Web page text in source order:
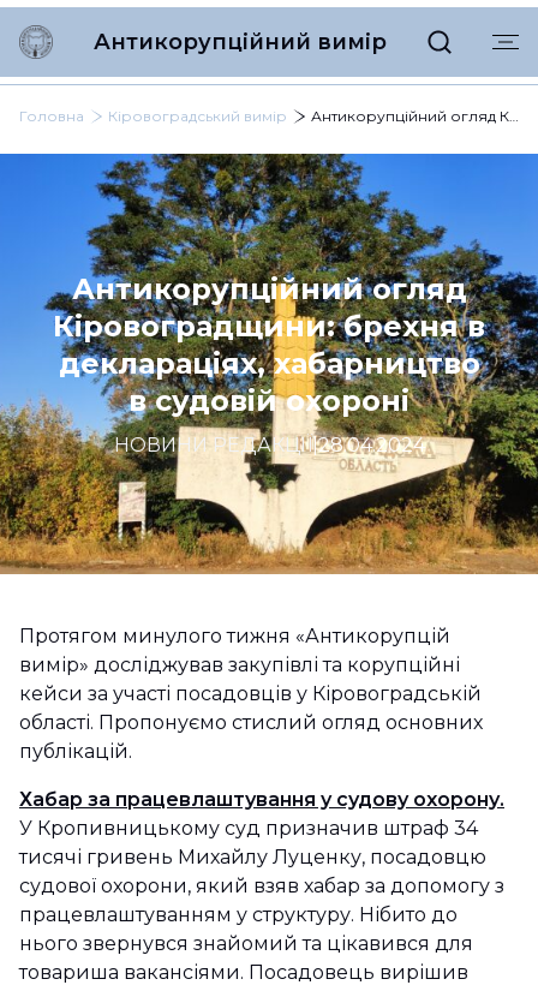
Антикорупційний вимір
Головна Кіровоградський вимір Антикорупційний огляд Кіровоградщини: брехня в деклараціях, хабарництво в судовій охороні
Антикорупційний огляд
Кіровоградщини: брехня в
деклараціях, хабарництво
в судовій охороні
НОВИНИ РЕДАКЦІЇ|28.04.2024
Протягом минулого тижня «Антикорупцій
вимір» досліджував закупівлі та корупційні
кейси за участі посадовців у Кіровоградській
області. Пропонуємо стислий огляд основних
публікацій.
Хабар за працевлаштування у судову охорону.
У Кропивницькому суд призначив штраф 34
тисячі гривень Михайлу Луценку, посадовцю
судової охорони, який взяв хабар за допомогу з
працевлаштуванням у структуру. Нібито до
нього звернувся знайомий та цікавився для
товариша вакансіями. Посадовець вирішив